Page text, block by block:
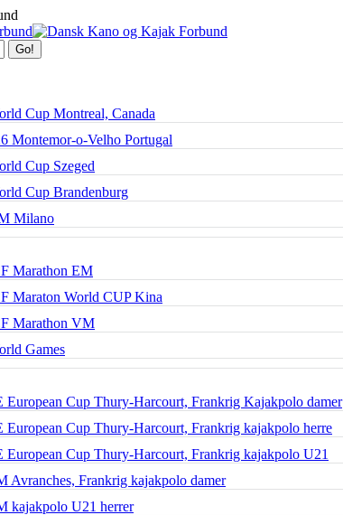
Cup Montreal, Canada
Montemor-o-Velho Portugal
Cup Szeged
Cup Brandenburg
Milano
Marathon EM
Maraton World CUP Kina
Marathon VM
Games
European Cup Thury-Harcourt, Frankrig Kajakpolo damer
European Cup Thury-Harcourt, Frankrig kajakpolo herre
European Cup Thury-Harcourt, Frankrig kajakpolo U21
Avranches, Frankrig kajakpolo damer
kajakpolo U21 herrer